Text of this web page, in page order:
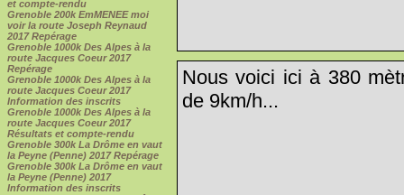
et compte-rendu
Grenoble 200k EmMENEE moi
voir la route Joseph Reynaud
2017 Repérage
Grenoble 1000k Des Alpes à la
route Jacques Coeur 2017
Repérage
Grenoble 1000k Des Alpes à la
route Jacques Coeur 2017
Information des inscrits
Grenoble 1000k Des Alpes à la
route Jacques Coeur 2017
Résultats et compte-rendu
Grenoble 300k La Drôme en vaut
la Peyne (Penne) 2017 Repérage
Grenoble 300k La Drôme en vaut
la Peyne (Penne) 2017
Information des inscrits
Nous voici ici à 380
de 9km/h...